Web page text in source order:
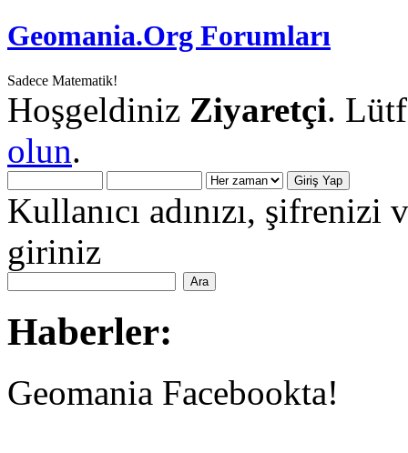
Geomania.Org Forumları
Sadece Matematik!
Hoşgeldiniz Ziyaretçi.
olun.
Kullanıcı adınızı,
giriniz
Haberler:
Geomania Facebookta!